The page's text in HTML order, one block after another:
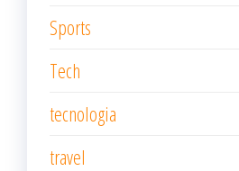
Sports
Tech
tecnologia
travel